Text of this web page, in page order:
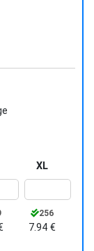
XL
256
7.94 €